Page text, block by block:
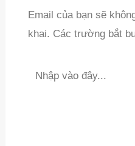
Email của bạn sẽ
khai. Các trường bắt